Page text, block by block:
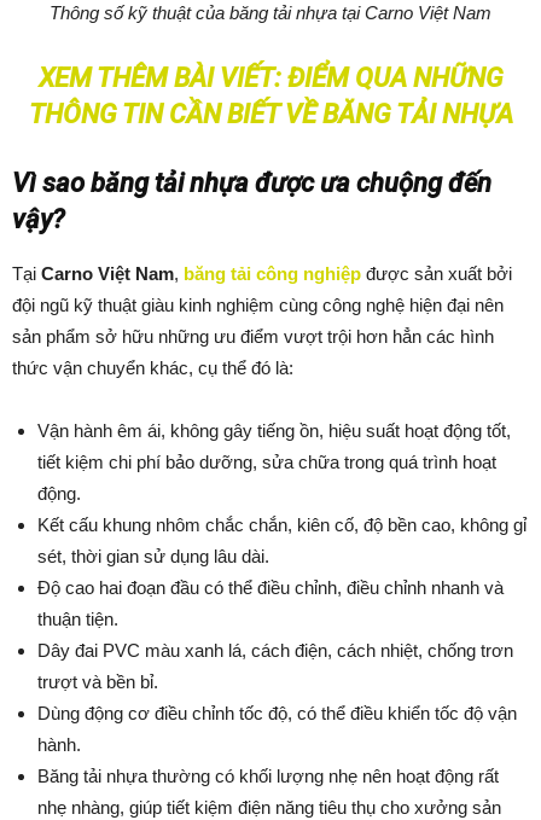
Thông số kỹ thuật của băng tải nhựa tại Carno Việt Nam
XEM THÊM BÀI VIẾT: ĐIỂM QUA NHỮNG
THÔNG TIN CẦN BIẾT VỀ BĂNG TẢI NHỰA
Vì sao băng tải nhựa được ưa chuộng đến
vậy?
Tại Carno Việt Nam, băng tải công nghiệp được sản xuất bởi
đội ngũ kỹ thuật giàu kinh nghiệm cùng công nghệ hiện đại nên
sản phẩm sở hữu những ưu điểm vượt trội hơn hẳn các hình
thức vận chuyển khác, cụ thể đó là:
Vận hành êm ái, không gây tiếng ồn, hiệu suất hoạt động tốt,
tiết kiệm chi phí bảo dưỡng, sửa chữa trong quá trình hoạt
động.
Kết cấu khung nhôm chắc chắn, kiên cố, độ bền cao, không gỉ
sét, thời gian sử dụng lâu dài.
Độ cao hai đoạn đầu có thể điều chỉnh, điều chỉnh nhanh và
thuận tiện.
Dây đai PVC màu xanh lá, cách điện, cách nhiệt, chống trơn
trượt và bền bỉ.
Dùng động cơ điều chỉnh tốc độ, có thể điều khiển tốc độ vận
hành.
Băng tải nhựa thường có khối lượng nhẹ nên hoạt động rất
nhẹ nhàng, giúp tiết kiệm điện năng tiêu thụ cho xưởng sản